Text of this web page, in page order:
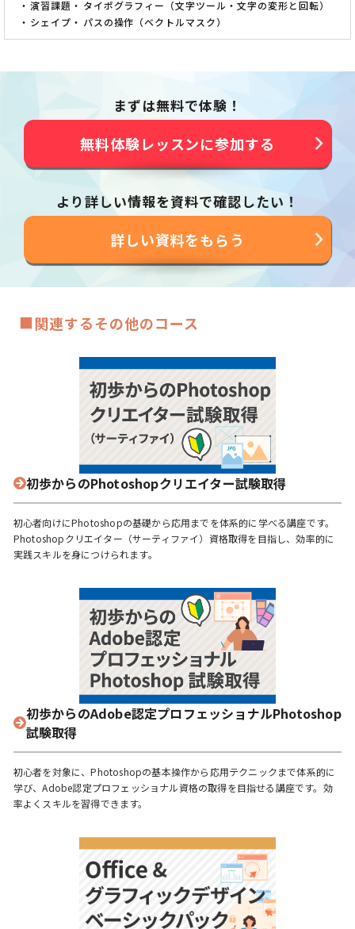
演習課題
タイポグラフィー（文字ツール・文字の変形と回転）
シェイプ
パスの操作（ベクトルマスク）
まずは無料で体験！
無料体験レッスンに参加する
より詳しい情報を資料で確認したい！
詳しい資料をもらう
■関連するその他のコース
初歩からのPhotoshopクリエイター試験取得
初心者向けにPhotoshopの基礎から応用までを体系的に学べる講座です。
Photoshopクリエイター（サーティファイ）資格取得を目指し、効率的に
実践スキルを身につけられます。
初歩からのAdobe認定プロフェッショナルPhotoshop
試験取得
初心者を対象に、Photoshopの基本操作から応用テクニックまで体系的に
学び、Adobe認定プロフェッショナル資格の取得を目指せる講座です。効
率よくスキルを習得できます。